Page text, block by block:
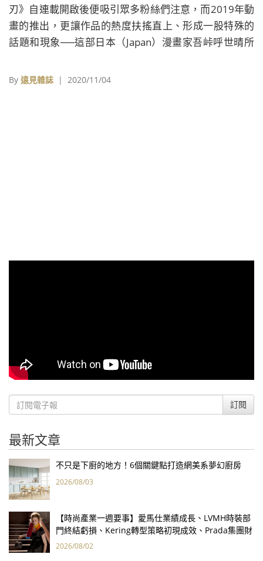
刃》自連載開啟後便吸引眾多粉絲們注意，而2019年動
畫的推出，更讓作品的熱度扶搖直上、形成一股特殊的
話題和現象──這部日本（Japan）漫畫家吾峠呼世晴所
By 遠見雜誌 | 2020/11/04
訂閱
最新文章
不只是下廚的地方！6個關鍵點打造網美系夢幻廚房
2026/08/03
【時尚產業一週要事】愛馬仕業績成長、LVMH時裝部
門終結虧損、Kering轉型策略初現成效、Prada集團財
報亮眼
2026/08/02